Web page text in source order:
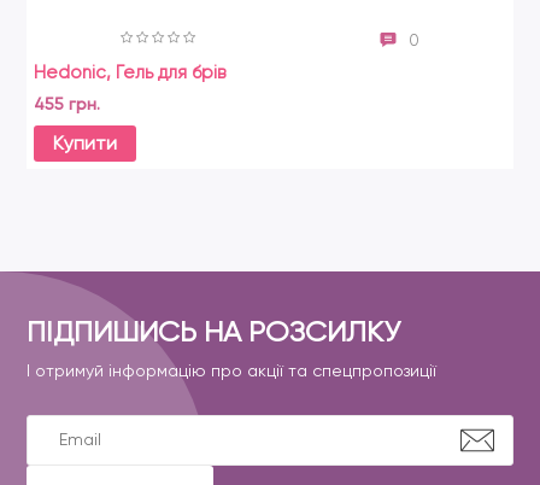
0
Hedonic, Гель для брів
455 грн.
Купити
ПІДПИШИСЬ НА РОЗСИЛКУ
І отримуй інформацію про акції та спецпропозиції